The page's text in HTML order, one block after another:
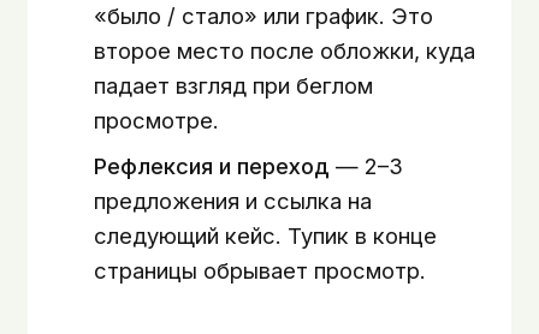
«было / стало» или график. Это
второе место после обложки, куда
падает взгляд при беглом
просмотре.
Рефлексия и переход — 2–3
предложения и ссылка на
следующий кейс. Тупик в конце
страницы обрывает просмотр.